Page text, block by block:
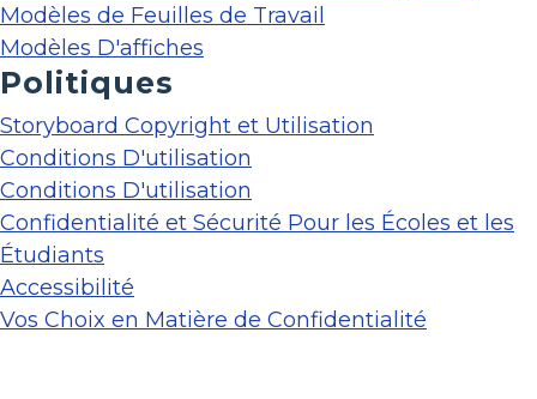
Modèles de Feuilles de Travail
Modèles D'affiches
Politiques
Storyboard Copyright et Utilisation
Conditions D'utilisation
Conditions D'utilisation
Confidentialité et Sécurité Pour les Écoles et les
Étudiants
Accessibilité
Vos Choix en Matière de Confidentialité